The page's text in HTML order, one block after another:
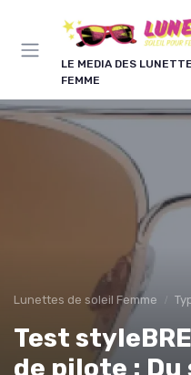
LE MEDIA DES
FEMME
Lunettes de soleil Femme
Test
de pilote :